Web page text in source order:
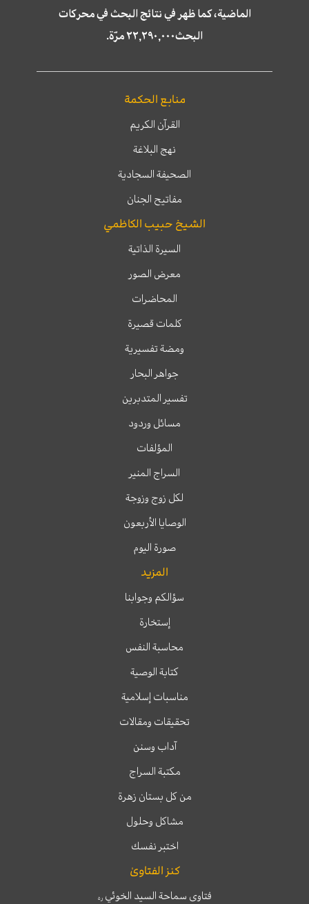
الماضية، كما ظهر في نتائج البحث في محركات
البحث٢٢,٢٩٠,٠٠٠ مرّة.
منابع الحكمة
القرآن الكريم
نهج البلاغة
الصحيفة السجادية
مفاتيح الجنان
الشيخ حبيب الكاظمي
السيرة الذاتية
معرض الصور
المحاضرات
كلمات قصيرة
ومضة تفسيرية
جواهر البحار
تفسير المتدبرين
مسائل وردود
المؤلفات
السراج المنير
لكل زوج وزوجة
الوصايا الأربعون
صورة اليوم
المزيد
سؤالكم وجوابنا
إستخارة
محاسبة النفس
كتابة الوصية
مناسبات إسلامية
تحقيقات ومقالات
آداب وسنن
مكتبة السراج
من كل بستان زهرة
مشاكل وحلول
اختبر نفسك
كنز الفتاوىٰ
فتاوى سماحة السيد الخوئيره